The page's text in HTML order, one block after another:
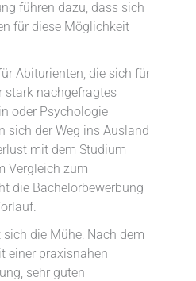
führen dazu, dass sich
für diese Möglichkeit
Abiturienten, die sich für
stark nachgefragtes
oder Psychologie
sich der Weg ins Ausland
mit dem Studium
Vergleich zum
die Bachelorbewerbung
die Mühe: Nach dem
einer praxisnahen
sehr guten